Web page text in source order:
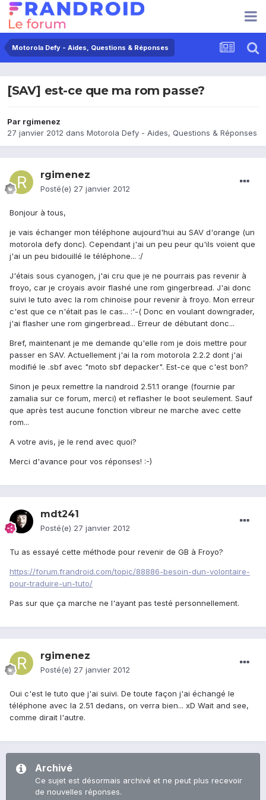
Motorola Defy - Aides, Questions & Réponses
[SAV] est-ce que ma rom passe?
Par rgimenez
27 janvier 2012 dans Motorola Defy - Aides, Questions & Réponses
rgimenez
Posté(e) 27 janvier 2012
Bonjour à tous,
je vais échanger mon téléphone aujourd'hui au SAV d'orange (un
motorola defy donc). Cependant j'ai un peu peur qu'ils voient que
j'ai un peu bidouillé le téléphone... :/
J'étais sous cyanogen, j'ai cru que je ne pourrais pas revenir à
froyo, car je croyais avoir flashé une rom gingerbread. J'ai donc
suivi le tuto avec la rom chinoise pour revenir à froyo. Mon erreur
c'est que ce n'était pas le cas... :'-( Donc en voulant downgrader,
j'ai flasher une rom gingerbread... Erreur de débutant donc...
Bref, maintenant je me demande qu'elle rom je dois mettre pour
passer en SAV. Actuellement j'ai la rom motorola 2.2.2 dont j'ai
modifié le .sbf avec "moto sbf depacker". Est-ce que c'est bon?
Sinon je peux remettre la nandroid 2.51.1 orange (fournie par
zamalia sur ce forum, merci) et reflasher le boot seulement. Sauf
que après test aucune fonction vibreur ne marche avec cette
rom...
A votre avis, je le rend avec quoi?
Merci d'avance pour vos réponses! :-)
mdt241
Posté(e) 27 janvier 2012
Tu as essayé cette méthode pour revenir de GB à Froyo?
https://forum.frandroid.com/topic/88886-besoin-dun-volontaire-
pour-traduire-un-tuto/
Pas sur que ça marche ne l'ayant pas testé personnellement.
rgimenez
Posté(e) 27 janvier 2012
Oui c'est le tuto que j'ai suivi. De toute façon j'ai échangé le
téléphone avec la 2.51 dedans, on verra bien... xD Wait and see,
comme dirait l'autre.
Archivé
Ce sujet est désormais archivé et ne peut plus recevoir
de nouvelles réponses.